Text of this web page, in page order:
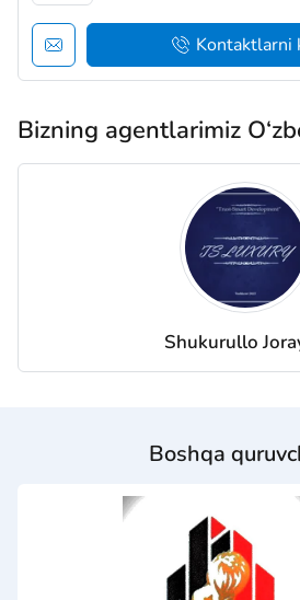
Kontaktlarni
Bizning agentlarimiz
Shukurullo
Boshqa